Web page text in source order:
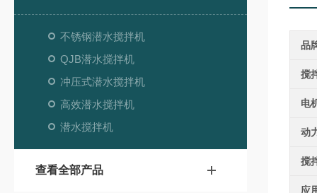
不锈钢潜水搅拌机
QJB潜水搅拌机
冲压式潜水搅拌机
高效潜水搅拌机
潜水搅拌机
查看全部产品
品
搅
电
动
搅
应